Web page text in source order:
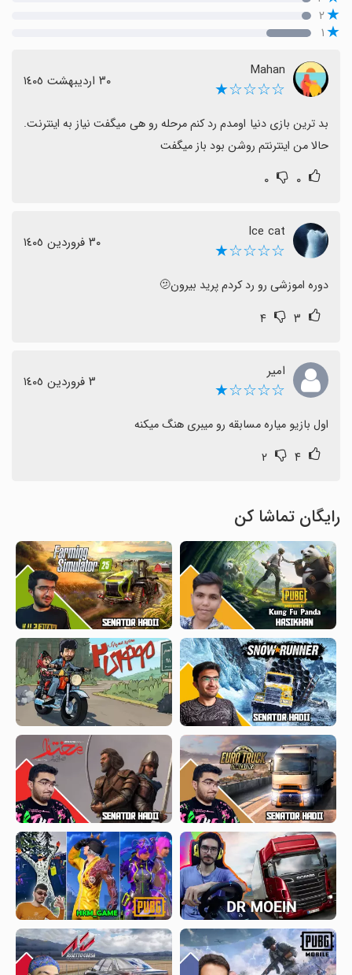
۲
۱
Mahan
☆☆☆☆★ ٣٠ اردیبهشت ١٤٠٥
حالا من اینترنتم روشن بود باز میگفت
۰ ۰
Ice cat
☆☆☆☆★ ٣٠ فروردین ١٤٠٥
دوره اموزشی رو رد کردم پرید بیرون🫤
۳ ۴
امیر
☆☆☆☆★ ٣ فروردین ١٤٠٥
اول بازیو میاره مسابقه رو میبری هنگ میکنه
۴ ۲
رایگان تماشا کن